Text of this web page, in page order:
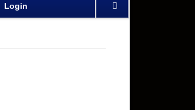
überspringen
Login